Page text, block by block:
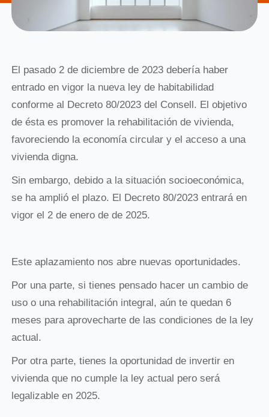
El pasado 2 de diciembre de 2023 debería haber
entrado en vigor la nueva ley de habitabilidad
conforme al Decreto 80/2023 del Consell. El objetivo
de ésta es promover la rehabilitación de vivienda,
favoreciendo la economía circular y el acceso a una
vivienda digna.
Sin embargo, debido a la situación socioeconómica,
se ha amplió el plazo. El Decreto 80/2023 entrará en
vigor el 2 de enero de de 2025.
Este aplazamiento nos abre nuevas oportunidades.
Por una parte, si tienes pensado hacer un cambio de
uso o una rehabilitación integral, aún te quedan 6
meses para aprovecharte de las condiciones de la ley
actual.
Por otra parte, tienes la oportunidad de invertir en
vivienda que no cumple la ley actual pero será
legalizable en 2025.